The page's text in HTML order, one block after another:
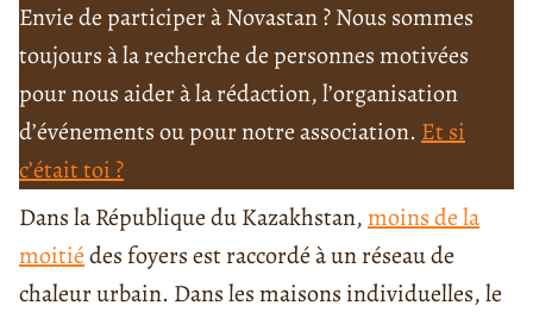
Envie de participer à Novastan ? Nous sommes
toujours à la recherche de personnes motivées
pour nous aider à la rédaction, l’organisation
d’événements ou pour notre association. Et si
c’était toi ?
Dans la République du Kazakhstan,moins de la
moitiédes foyers est raccordé à un réseau de
chaleur urbain. Dans les maisons individuelles, le